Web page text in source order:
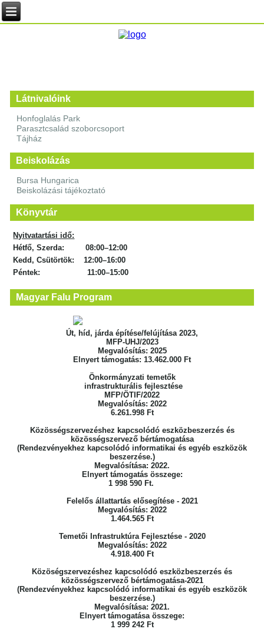
Látnivalóink
Honfoglalás Park
Parasztcsalád szoborcsoport
Tájház
Beiskolázás
Bursa Hungarica
Beiskolázási tájékoztató
Könyvtár
Nyitvatartási idő:
Hétfő, Szerda: 08:00–12:00
Kedd, Csütörtök: 12:00–16:00
Péntek: 11:00–15:00
Magyar Falu Program
Út, híd, járda építése/felújítása 2023,
MFP-UHJ/2023
Megvalósítás: 2025
Elnyert támogatás: 13.462.000 Ft
Önkormányzati temetők
infrastrukturális fejlesztése
MFP/ÖTIF/2022
Megvalósítás: 2022
6.261.998 Ft
Közösségszervezéshez kapcsolódó eszközbeszerzés és
közösségszervező bértámogatása
(Rendezvényekhez kapcsolódó informatikai és egyéb eszközök
beszerzése.)
Megvalósítása: 2022.
Elnyert támogatás összege:
1 998 590 Ft.
Felelős állattartás elősegítése - 2021
Megvalósítás: 2022
1.464.565 Ft
Temetői Infrastruktúra Fejlesztése - 2020
Megvalósítás: 2022
4.918.400 Ft
Közöségszervezéshez kapcsolódó eszközbeszerzés és
közösségszervező bértámogatása-2021
(Rendezvényekhez kapcsolódó informatikai és egyéb eszközök
beszerzése.)
Megvalósítása: 2021.
Elnyert támogatása összege:
1 999 242 Ft